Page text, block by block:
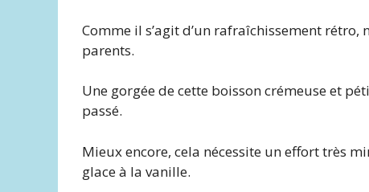
Comme il s’agit d’un rafraîchissement
parents.
Une gorgée de cette boisson crémeuse et
passé.
Mieux encore, cela nécessite un effort très
glace à la vanille.